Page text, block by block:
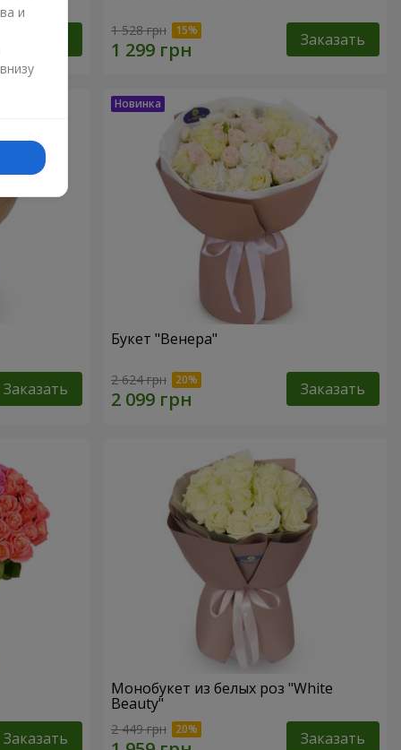
1 528 грн Заказать
Заказать
Букет "Венера"
2 624 грн Заказать
Заказать
Монобукет из белых роз "White
Beauty"
2 449 грн Заказать
и